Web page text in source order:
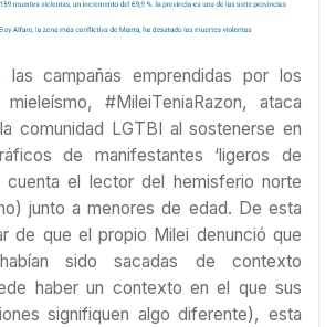
las campañas emprendidas por los
#MileiTeniaRazon, ataca
comunidad LGTBI al sostenerse en
de manifestantes ‘ligeros de
cuenta el lector del hemisferio norte
junto a menores de edad. De esta
de que el propio Milei denunció que
sido sacadas de contexto
haber un contexto en el que sus
signifiquen algo diferente), esta